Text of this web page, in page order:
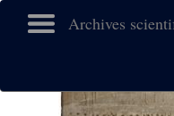
Archives